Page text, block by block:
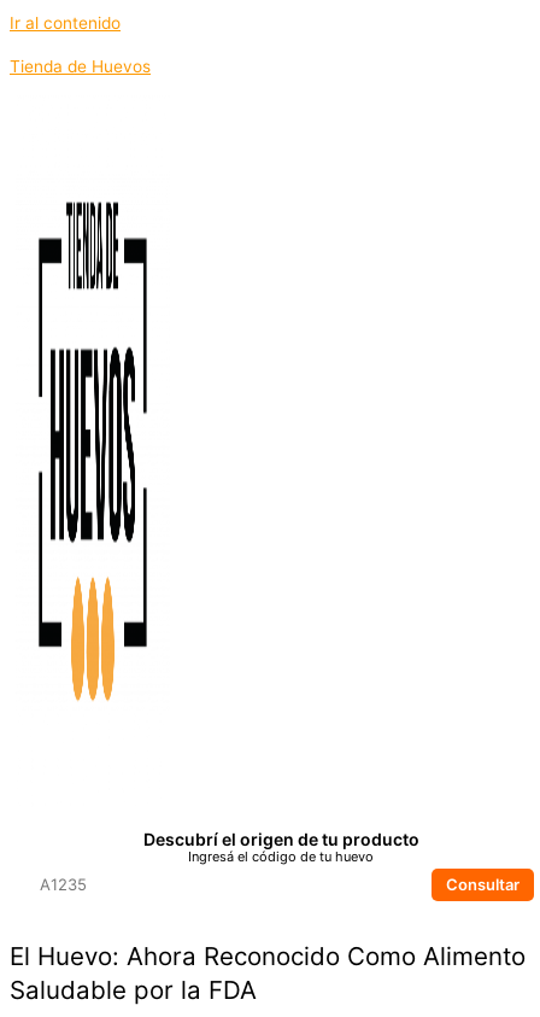
Ir al contenido
Tienda de Huevos
Descubrí el origen de tu producto
Ingresá el código de tu huevo
Consultar
El Huevo: Ahora Reconocido Como Alimento
Saludable por la FDA